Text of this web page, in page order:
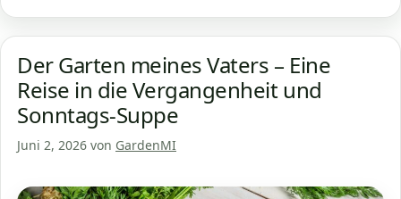
Der Garten meines Vaters – Eine
Reise in die Vergangenheit und
Sonntags-Suppe
Juni 2, 2026 von GardenMI